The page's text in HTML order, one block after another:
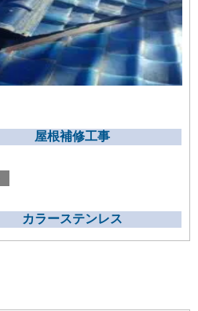
屋根補修工事
カラーステンレス